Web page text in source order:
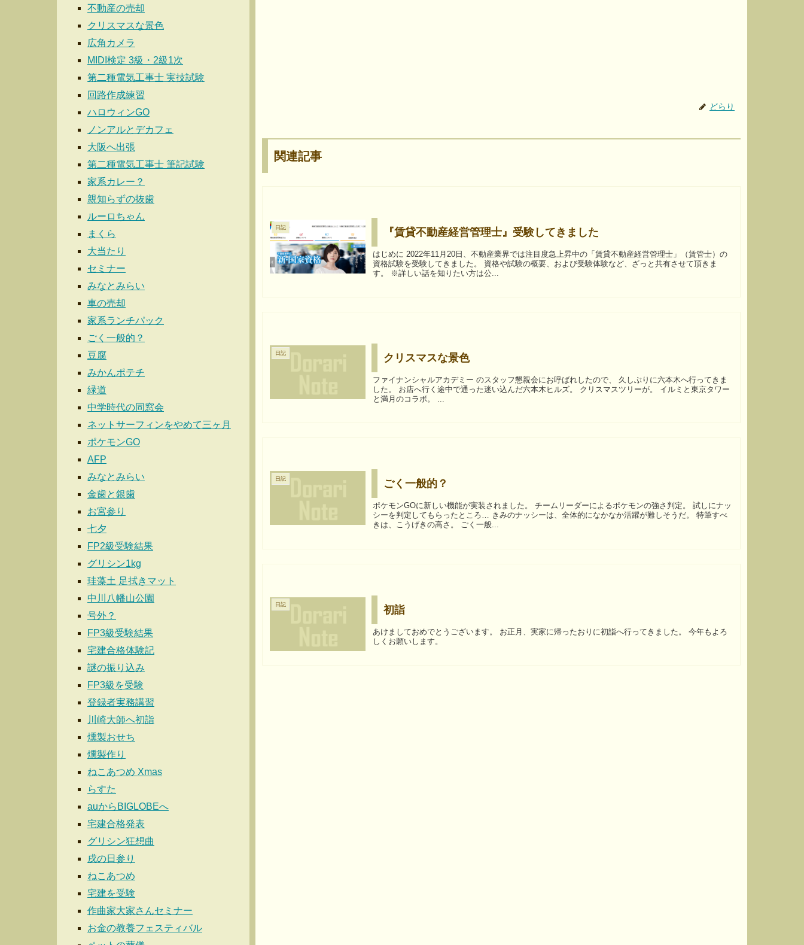
どらり
関連記事
日記 『賃貸不動産経営管理士』受験してきました
はじめに 2022年11月20日、不動産業界では注目度急上昇中の「賃貸不動産経営管理士」（賃管士）の
資格試験を受験してきました。 資格や試験の概要、および受験体験など、ざっと共有させて頂きま
す。 ※詳しい話を知りたい方は公...
日記 クリスマスな景色
ファイナンシャルアカデミー のスタッフ懇親会にお呼ばれしたので、 久しぶりに六本木へ行ってきま
した。 お店へ行く途中で通った迷い込んだ六本木ヒルズ。 クリスマスツリーが。 イルミと東京タワー
と満月のコラボ。 ...
日記 ごく一般的？
ポケモンGOに新しい機能が実装されました。 チームリーダーによるポケモンの強さ判定。 試しにナッ
シーを判定してもらったところ… きみのナッシーは、全体的になかなか活躍が難しそうだ。 特筆すべ
きは、こうげきの高さ。 ごく一般...
日記 初詣
あけましておめでとうございます。 お正月、実家に帰ったおりに初詣へ行ってきました。 今年もよろ
しくお願いします。
不動産の売却
クリスマスな景色
広角カメラ
MIDI検定 3級・2級1次
第二種電気工事士 実技試験
回路作成練習
ハロウィンGO
ノンアルとデカフェ
大阪へ出張
第二種電気工事士 筆記試験
家系カレー？
親知らずの抜歯
ルーロちゃん
まくら
大当たり
セミナー
みなとみらい
車の売却
家系ランチパック
ごく一般的？
豆腐
みかんポテチ
緑道
中学時代の同窓会
ネットサーフィンをやめて三ヶ月
ポケモンGO
AFP
みなとみらい
金歯と銀歯
お宮参り
七夕
FP2級受験結果
グリシン1kg
珪藻土 足拭きマット
中川八幡山公園
号外？
FP3級受験結果
宅建合格体験記
謎の振り込み
FP3級を受験
登録者実務講習
川崎大師へ初詣
燻製おせち
燻製作り
ねこあつめ Xmas
らすた
auからBIGLOBEへ
宅建合格発表
グリシン狂想曲
戌の日参り
ねこあつめ
宅建を受験
作曲家大家さんセミナー
お金の教養フェスティバル